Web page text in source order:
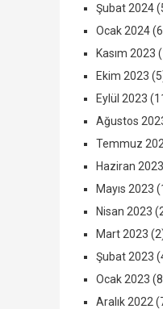
Şubat 2024
Ocak 2024
Kasım 2023
Ekim 2023
Eylül 2023
Ağustos
Temmuz
Haziran 2023
Mayıs 2023
Nisan 2023
Mart 2023
Şubat 2023
Ocak 2023
Aralık 2022